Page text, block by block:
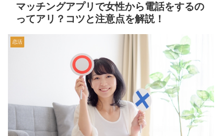
マッチングアプリで女性から電話をするの
ってアリ？コツと注意点を解説！
恋活